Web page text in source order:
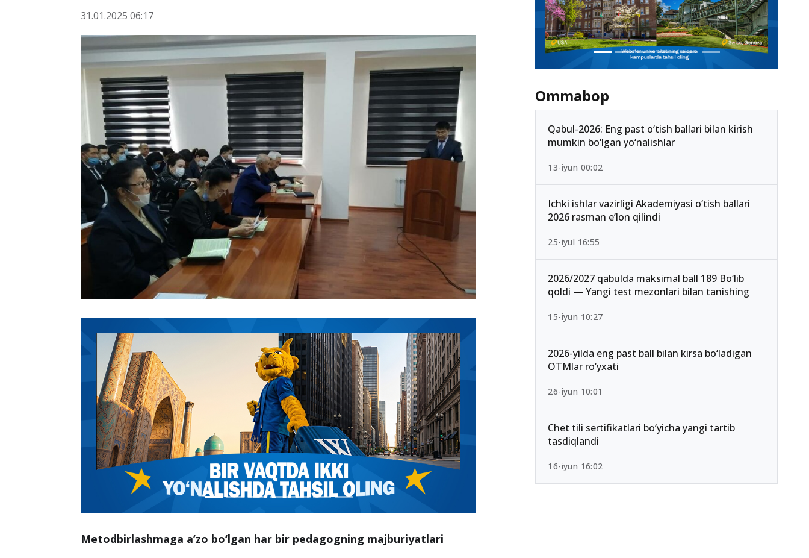
31.01.2025 06:17
Metodbirlashmaga a’zo bo‘lgan har bir pedagogning majburiyatlari
Ommabop
Qabul-2026: Eng past o‘tish ballari bilan kirish
mumkin bo‘lgan yo‘nalishlar
13-iyun 00:02
Ichki ishlar vazirligi Akademiyasi o‘tish ballari
2026 rasman e’lon qilindi
25-iyul 16:55
2026/2027 qabulda maksimal ball 189 Bo‘lib
qoldi — Yangi test mezonlari bilan tanishing
15-iyun 10:27
2026-yilda eng past ball bilan kirsa bo‘ladigan
OTMlar ro‘yxati
26-iyun 10:01
Chet tili sertifikatlari bo‘yicha yangi tartib
tasdiqlandi
16-iyun 16:02